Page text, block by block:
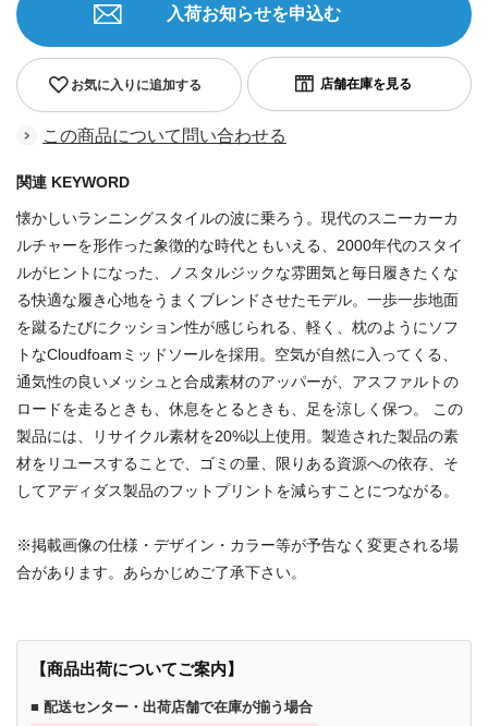
お気に入りに追加する
入荷お知らせを申込む
この商品について問い合わせる
関連 KEYWORD
懐かしいランニングスタイルの波に乗ろう。現代のスニーカーカ
ルチャーを形作った象徴的な時代ともいえる、2000年代のスタイ
ルがヒントになった、ノスタルジックな雰囲気と毎日履きたくな
る快適な履き心地をうまくブレンドさせたモデル。一歩一歩地面
を蹴るたびにクッション性が感じられる、軽く、枕のようにソフ
トなCloudfoamミッドソールを採用。空気が自然に入ってくる、
通気性の良いメッシュと合成素材のアッパーが、アスファルトの
ロードを走るときも、休息をとるときも、足を涼しく保つ。 この
製品には、リサイクル素材を20%以上使用。製造された製品の素
材をリユースすることで、ゴミの量、限りある資源への依存、そ
してアディダス製品のフットプリントを減らすことにつながる。
※掲載画像の仕様・デザイン・カラー等が予告なく変更される場
合があります。あらかじめご了承下さい。
【商品出荷についてご案内】
■ 配送センター・出荷店舗で在庫が揃う場合